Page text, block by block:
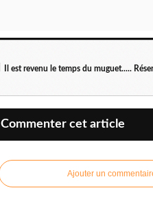
Il est revenu le temps du muguet.....
Commenter cet article
Ajouter un